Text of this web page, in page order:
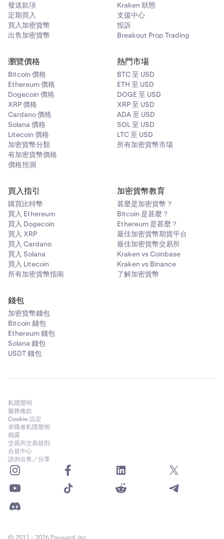
發送款項
定期買入
買入加密貨幣
出售加密貨幣
Kraken 狀態
支援中心
投訴
Breakout Prop Trading
瀏覽價格
Bitcoin 價格
Ethereum 價格
Dogecoin 價格
XRP 價格
Cardano 價格
Solana 價格
Litecoin 價格
加密貨幣分類
有加密貨幣價格
價格預測
熱門市場
BTC 至 USD
ETH 至 USD
DOGE 至 USD
XRP 至 USD
ADA 至 USD
SOL 至 USD
LTC 至 USD
所有加密貨幣市場
買入指引
購買比特幣
買入 Ethereum
買入 Dogecoin
買入 XRP
買入 Cardano
買入 Solana
買入 Litecoin
所有加密貨幣指南
加密貨幣教育
甚麼是加密貨幣？
Bitcoin 是甚麼？
Ethereum 是甚麼？
最佳加密貨幣期貨平台
最佳加密貨幣交易所
Kraken vs Coinbase
Kraken vs Binance
了解加密貨幣
錢包
加密貨幣錢包
Bitcoin 錢包
Ethereum 錢包
Solana 錢包
USDT 錢包
私隱聲明
服務條款
Cookie 設定
求職者私隱聲明
揭露
交易所交易規則
合規中心
請勿出售／分享